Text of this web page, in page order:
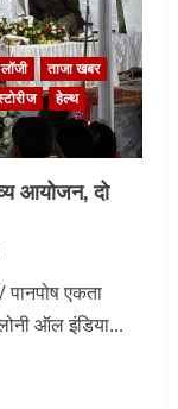
ताजा खबर
हेल्थ
आयोजन, दो
एकता
ऑल इंडिया...